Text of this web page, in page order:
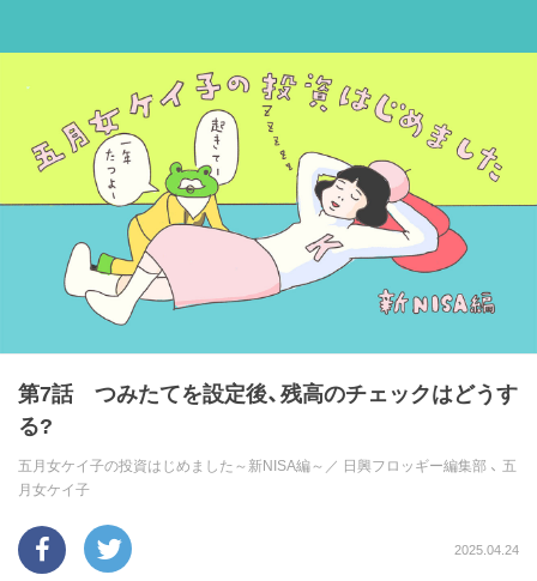
第7話 つみたてを設定後、残高のチェックはどうす
る?
五月女ケイ子の投資はじめました～新NISA編～／ 日興フロッギー編集部 、 五
月女ケイ子
2025.04.24